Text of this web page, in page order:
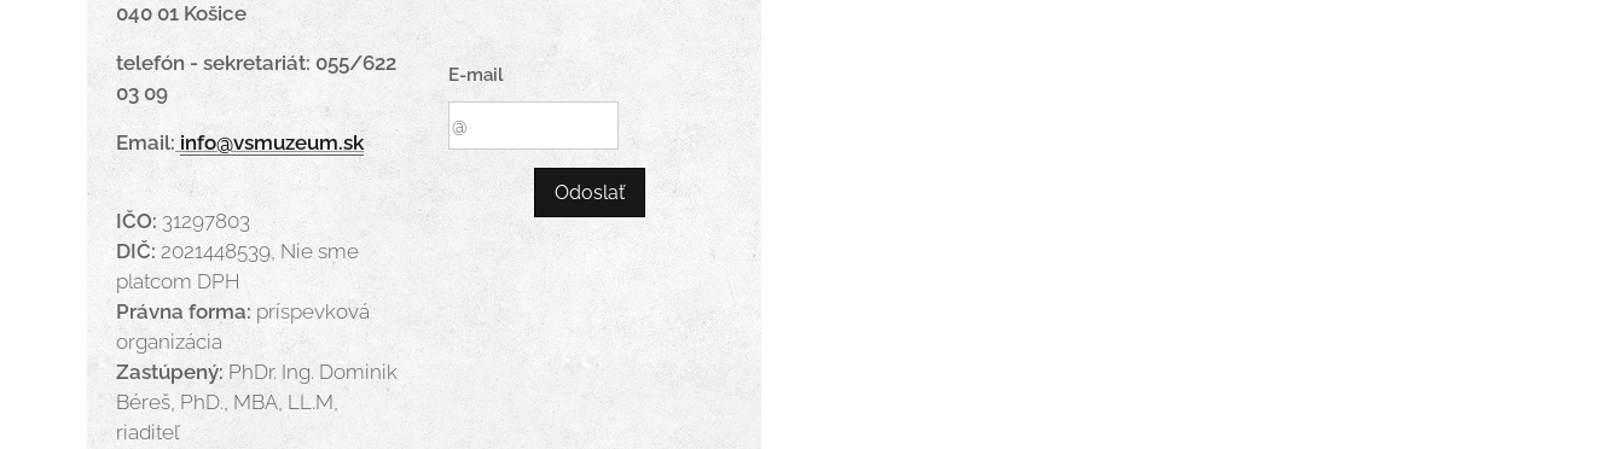
040 01 Košice
telefón - sekretariát: 055/622
03 09
Email: info@vsmuzeum.sk
IČO:31297803
DIČ: 2021448539, Nie sme
platcom DPH
Právna forma:príspevková
organizácia
Zastúpený:PhDr. Ing. Dominik
Béreš, PhD., MBA, LL.M,
riaditeľ
E-mail
Odoslať